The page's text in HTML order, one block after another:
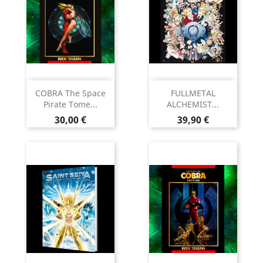
COBRA The Space
Pirate Tome...
Prix
30,00 €
FULLMETAL
ALCHEMIST...
Prix
39,90 €